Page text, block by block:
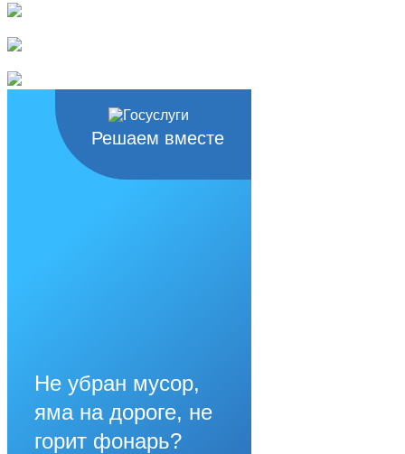
Решаем вместе
Не убран мусор,
яма на дороге, не
горит фонарь?